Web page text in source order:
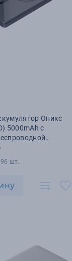
Оникс
5000mAh с
серый
шт.